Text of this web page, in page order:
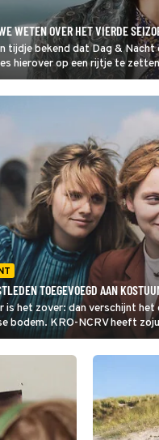
WETEN OVER HET VIERDE
tijdje bekend dat Dag &
hierover op een rijtje te
TOEGEVOEGD AAN
is het zover: dan verschijnt
bodem. KRO-NCRV heeft